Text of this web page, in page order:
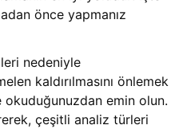
önce yapmanız
nedeniyle
kaldırılmasını önlemek
okuduğunuzdan emin olun.
çeşitli analiz türleri